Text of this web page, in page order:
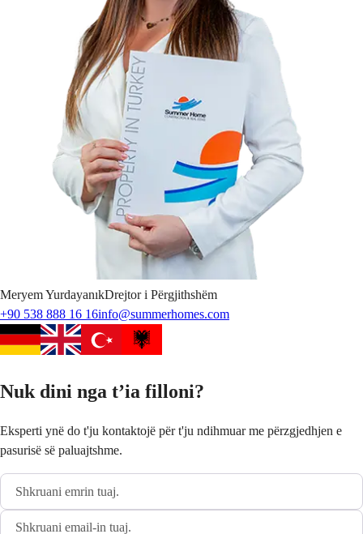
MeryemYurdayanıkDrejtor i Përgjithshëm
+90 538 888 16 16info@summerhomes.com
Nuk dini nga t’ia filloni?
Eksperti ynë do t'ju kontaktojë për t'ju ndihmuar me përzgjedhjen e
pasurisë së paluajtshme.